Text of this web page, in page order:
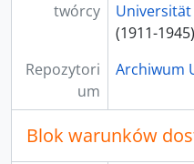
twórcy
(1911-1945)
Repozytori
um
Archiwum
Blok warunków